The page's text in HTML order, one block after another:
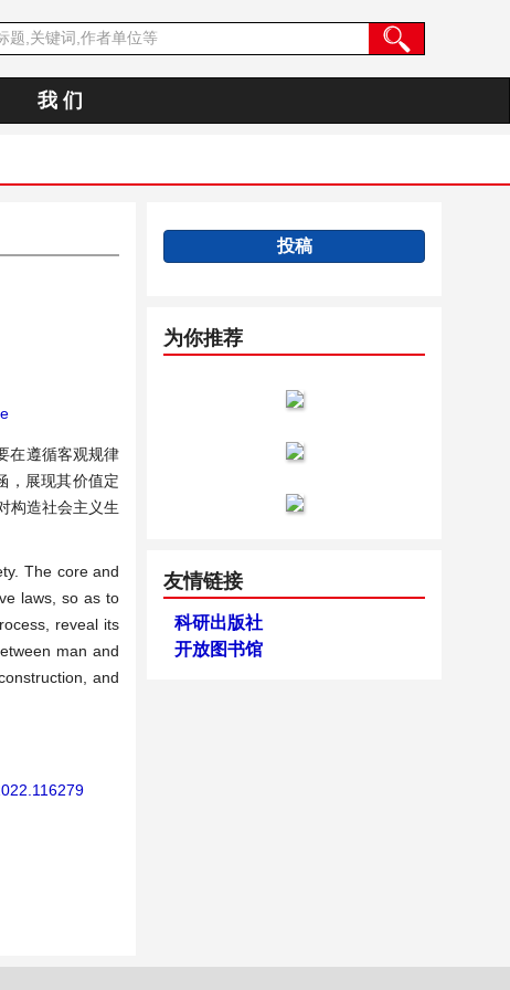
我 们
在遵循客观规律
，展现其价值定
构造社会主义生
The core and
laws, so as to
reveal its
man and
and
投稿
为你推荐
友情链接
科研出版社
开放图书馆